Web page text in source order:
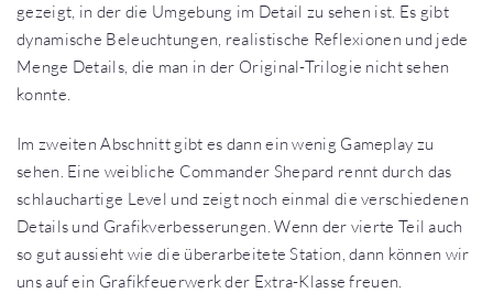
gezeigt, in der die Umgebung im Detail zu sehen ist. Es gibt
dynamische Beleuchtungen, realistische Reflexionen und jede
Menge Details, die man in der Original-Trilogie nicht sehen
konnte.
Im zweiten Abschnitt gibt es dann ein wenig Gameplay zu
sehen. Eine weibliche Commander Shepard rennt durch das
schlauchartige Level und zeigt noch einmal die verschiedenen
Details und Grafikverbesserungen. Wenn der vierte Teil auch
so gut aussieht wie die überarbeitete Station, dann können wir
uns auf ein Grafikfeuerwerk der Extra-Klasse freuen.